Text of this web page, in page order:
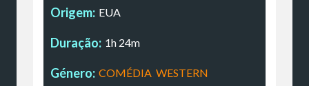
Origem: EUA
Duração: 1h 24m
Género: COMÉDIA WESTERN